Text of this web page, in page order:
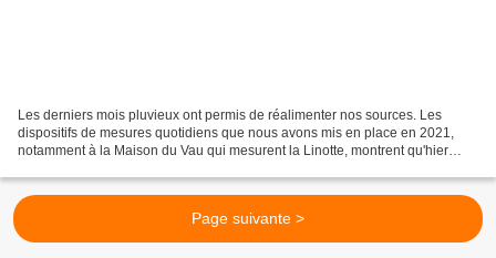
Les derniers mois pluvieux ont permis de réalimenter nos sources. Les
dispositifs de mesures quotidiens que nous avons mis en place en 2021,
notamment à la Maison du Vau qui mesurent la Linotte, montrent qu'hier
Page suivante >